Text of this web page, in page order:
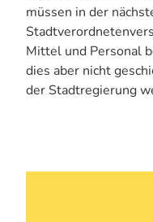
müssen in der
Mittel und Personal
dies aber nicht
der Stadtregierung